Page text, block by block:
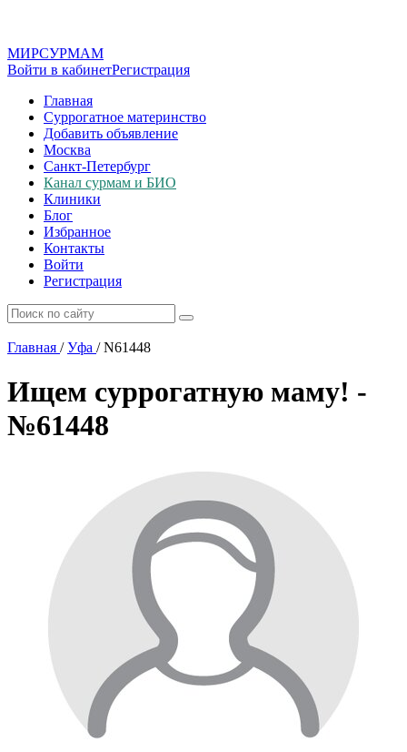
МИРСУРМАМ
Войти в кабинетРегистрация
Главная
Суррогатное материнство
Добавить объявление
Москва
Санкт-Петербург
Канал сурмам и БИО
Клиники
Блог
Избранное
Контакты
Войти
Регистрация
Главная / Уфа /N61448
Ищем суррогатную маму! -
№61448